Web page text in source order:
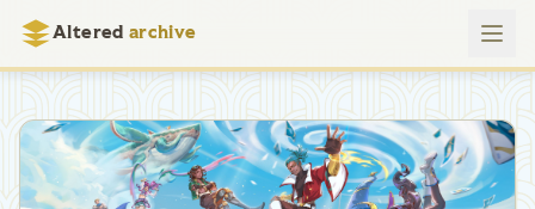
Altered archive